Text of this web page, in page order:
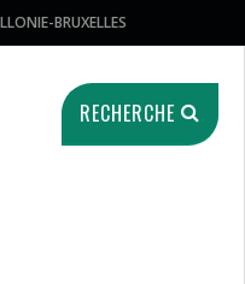
BRUXELLES
RECHERCHE